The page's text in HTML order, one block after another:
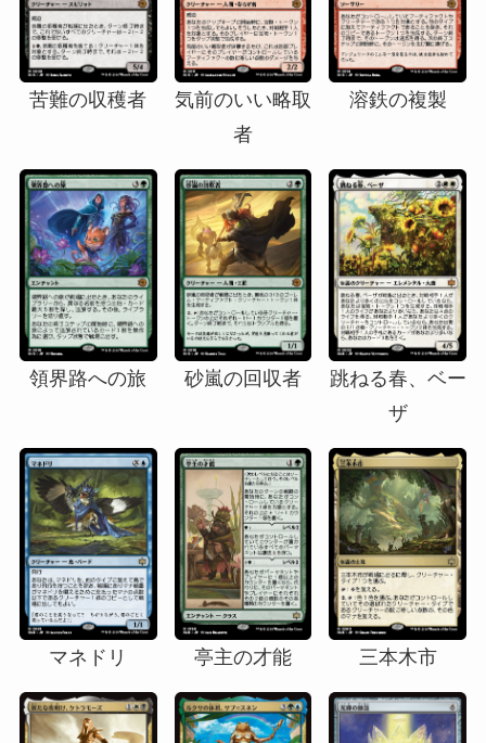
苦難の収穫者
気前のいい略取
者
溶鉄の複製
領界路への旅 砂嵐の回収者
跳ねる春、ベー
ザ
マネドリ 亭主の才能 三本木市